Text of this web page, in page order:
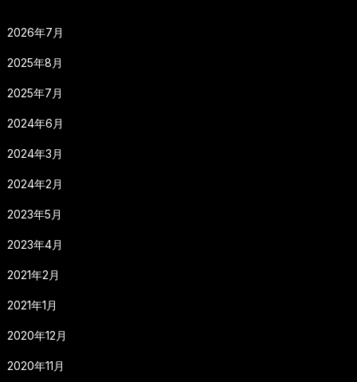
2026年7月
2025年8月
2025年7月
2024年6月
2024年3月
2024年2月
2023年5月
2023年4月
2021年2月
2021年1月
2020年12月
2020年11月